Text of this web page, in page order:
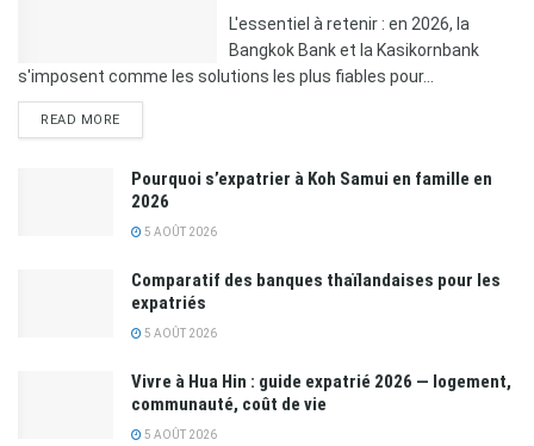
L'essentiel à retenir : en 2026, la
Bangkok Bank et la Kasikornbank
s'imposent comme les solutions les plus fiables pour...
READ MORE
Pourquoi s’expatrier à Koh Samui en famille en
2026
5 AOÛT 2026
Comparatif des banques thaïlandaises pour les
expatriés
5 AOÛT 2026
Vivre à Hua Hin : guide expatrié 2026 — logement,
communauté, coût de vie
5 AOÛT 2026